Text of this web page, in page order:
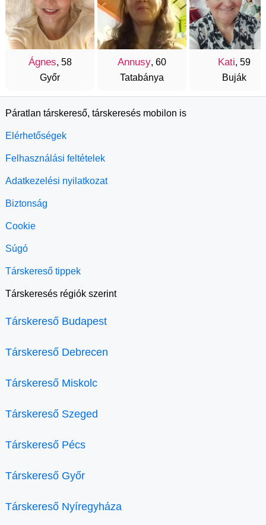
Ágnes, 58
Győr
Annusy, 60
Tatabánya
Kati, 59
Buják
Páratlan társkereső, társkeresés mobilon is
Elérhetőségek
Felhasználási feltételek
Adatkezelési nyilatkozat
Biztonság
Cookie
Súgó
Társkereső tippek
Társkeresés régiók szerint
Társkereső Budapest
Társkereső Debrecen
Társkereső Miskolc
Társkereső Szeged
Társkereső Pécs
Társkereső Győr
Társkereső Nyíregyháza